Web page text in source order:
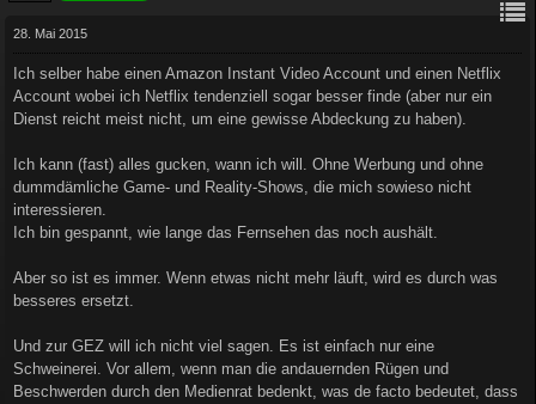
28. Mai 2015
Ich selber habe einen Amazon Instant Video Account und einen Netflix
Account wobei ich Netflix tendenziell sogar besser finde (aber nur ein
Dienst reicht meist nicht, um eine gewisse Abdeckung zu haben).
Ich kann (fast) alles gucken, wann ich will. Ohne Werbung und ohne
dummdämliche Game- und Reality-Shows, die mich sowieso nicht
interessieren.
Ich bin gespannt, wie lange das Fernsehen das noch aushält.
Aber so ist es immer. Wenn etwas nicht mehr läuft, wird es durch was
besseres ersetzt.
Und zur GEZ will ich nicht viel sagen. Es ist einfach nur eine
Schweinerei. Vor allem, wenn man die andauernden Rügen und
Beschwerden durch den Medienrat bedenkt, was de facto bedeutet, dass